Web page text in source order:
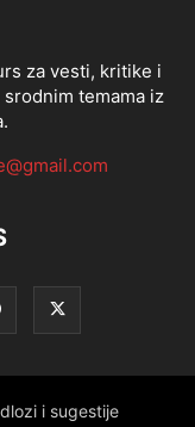
za vesti, kritike i
temama iz
i sugestije